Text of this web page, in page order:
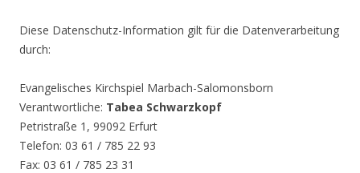
Diese Datenschutz-Information gilt für die Datenverarbeitung
durch:
Evangelisches Kirchspiel Marbach-Salomonsborn
Verantwortliche: Tabea Schwarzkopf
Petristraße 1, 99092 Erfurt
Telefon: 03 61 / 785 22 93
Fax: 03 61 / 785 23 31